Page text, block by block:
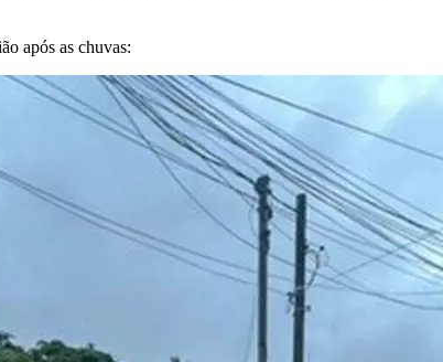
após as chuvas: